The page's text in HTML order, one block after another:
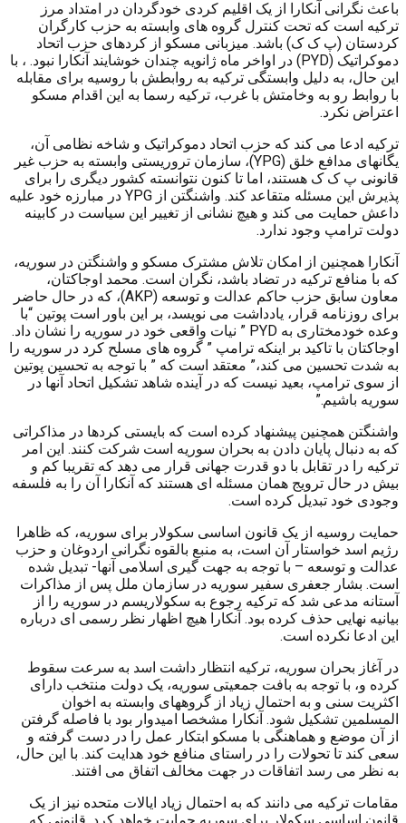
باعث نگرانی آنکارا از یک اقلیم کردی خودگردان در امتداد مرز
ترکیه است که تحت کنترل گروه های وابسته به حزب کارگران
کردستان (پ ک ک) باشد. میزبانی مسکو از کردهای حزب اتحاد
دموکراتیک (PYD) در اواخر ماه ژانویه چندان خوشایند آنکارا نبود. ، با
این حال، به دلیل وابستگی ترکیه به روابطش با روسیه برای مقابله
با روابط رو به وخامتش با غرب، ترکیه رسما به این اقدام مسکو
اعتراض نکرد.
ترکیه ادعا می کند که حزب اتحاد دموکراتیک و شاخه نظامی آن،
یگانهای مدافع خلق (YPG)، سازمان تروریستی وابسته به حزب غیر
قانونی پ ک ک هستند، اما تا کنون نتوانسته کشور دیگری را برای
پذیرش این مسئله متقاعد کند. واشنگتن از YPG در مبارزه خود علیه
داعش حمایت می کند و هیچ نشانی از تغییر این سیاست در کابینه
دولت ترامپ وجود ندارد.
آنکارا همچنین از امکان تلاش مشترک مسکو و واشنگتن در سوریه،
که با منافع ترکیه در تضاد باشد، نگران است. محمد اوجاکتان،
معاون سابق حزب حاکم عدالت و توسعه (AKP)، که در حال حاضر
برای روزنامه قرار، یادداشت می نویسد، بر این باور است پوتین “با
وعده خودمختاری به PYD ” نیات واقعی خود در سوریه را نشان داد.
اوجاکتان با تاکید بر اینکه ترامپ ” گروه های مسلح کرد در سوریه را
به شدت تحسین می کند،” معتقد است که ” با توجه به تحسین پوتین
از سوی ترامپ، بعید نیست که در آینده شاهد تشکیل اتحاد آنها در
سوریه باشیم.”
واشنگتن همچنین پیشنهاد کرده است که بایستی کردها در مذاکراتی
که به دنبال پایان دادن به بحران سوریه است شرکت کنند. این امر
ترکیه را در تقابل با دو قدرت جهانی قرار می دهد که تقریبا کم و
بیش در حال ترویج همان مسئله ای هستند که آنکارا آن را به فلسفه
وجودی خود تبدیل کرده است.
حمایت روسیه از یک قانون اساسی سکولار برای سوریه، که ظاهرا
رژیم اسد خواستار آن است، به منبع بالقوه نگرانی اردوغان و حزب
عدالت و توسعه – با توجه به جهت گیری اسلامی آنها- تبدیل شده
است. بشار جعفری سفیر سوریه در سازمان ملل پس از مذاکرات
آستانه مدعی شد که ترکیه رجوع به سکولاریسم در سوریه را از
بیانیه نهایی حذف کرده بود. آنکارا هیچ اظهار نظر رسمی ای درباره
این ادعا نکرده است.
در آغاز بحران سوریه، ترکیه انتظار داشت اسد به سرعت سقوط
کرده و، با توجه به بافت جمعیتی سوریه، یک دولت منتخب دارای
اکثریت سنی و به احتمال زیاد از گروههای وابسته به اخوان
المسلمین تشکیل شود. آنکارا مشخصا امیدوار بود با فاصله گرفتن
از آن موضع و هماهنگی با مسکو ابتکار عمل را در دست گرفته و
سعی کند تا تحولات را در راستای منافع خود هدایت کند. با این حال،
به نظر می رسد اتفاقات در جهت مخالف اتفاق می افتند.
مقامات ترکیه می دانند که به احتمال زیاد ایالات متحده نیز از یک
قانون اساسی سکولار برای سوریه حمایت خواهد کرد. قانونی که